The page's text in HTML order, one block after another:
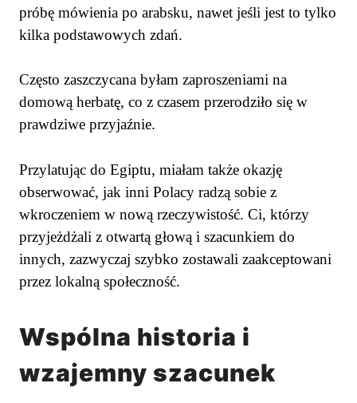
próbę mówienia po arabsku, nawet jeśli jest to tylko
kilka podstawowych zdań.
Często zaszczycana byłam zaproszeniami na
domową herbatę, co z czasem przerodziło się w
prawdziwe przyjaźnie.
Przylatując do Egiptu, miałam także okazję
obserwować, jak inni Polacy radzą sobie z
wkroczeniem w nową rzeczywistość. Ci, którzy
przyjeżdżali z otwartą głową i szacunkiem do
innych, zazwyczaj szybko zostawali zaakceptowani
przez lokalną społeczność.
Wspólna historia i
wzajemny szacunek